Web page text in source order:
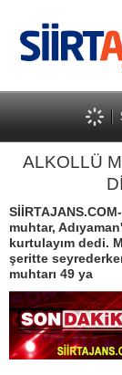
ALKOLLÜ
muhtar,
kurtulayım dedi.
şeritte
muhtarı 49 ya